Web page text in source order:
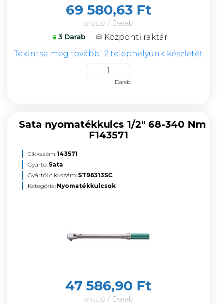
69 580,63 Ft
bruttó / Darab
3 Darab
Központi raktár
Tekintse meg további 2 telephelyünk készletét
Darab
Sata nyomatékkulcs 1/2" 68-340 Nm
F143571
Cikkszám:143571
Gyártó: Sata
Gyártói cikkszám: ST96313SC
Kategória: Nyomatékkulcsok
47 586,90 Ft
bruttó / Darab